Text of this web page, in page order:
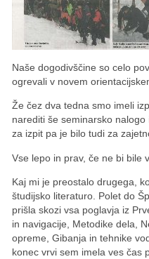
Naše dogodivščine so celo
ogrevali v novem
Že čez dva tedna smo imeli
narediti še seminarsko
za izpit pa je bilo tudi za
Vse lepo in prav, če ne bi bile
Kaj mi je preostalo drugega,
študijsko literaturo. Polet do
prišla skozi vsa poglavja iz
in navigacije, Metodike dela,
opreme, Gibanja in tehnike
konec vrvi sem imela ves čas